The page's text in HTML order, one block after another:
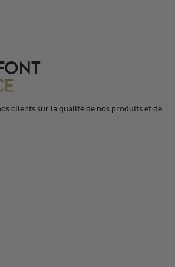
clients sur la qualité de nos produits et de